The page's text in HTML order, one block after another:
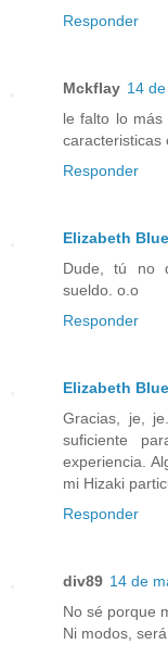
Responder
Mckflay 14
le falto lo más
caracteristicas
Responder
Elizabeth
Dude, tú no
sueldo. o.o
Responder
Elizabeth
Gracias, je,
suficiente
experiencia.
mi Hizaki
Responder
div89 14 de
No sé porque
Ni modos,